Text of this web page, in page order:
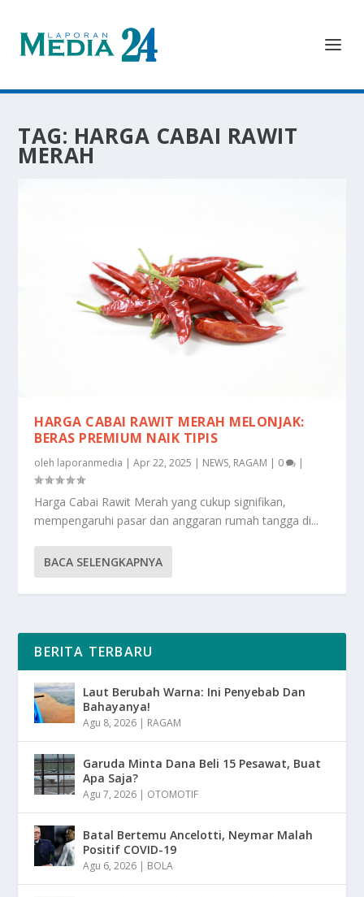
TAG: HARGA CABAI RAWIT
MERAH
HARGA CABAI RAWIT MERAH MELONJAK:
BERAS PREMIUM NAIK TIPIS
oleh laporanmedia |Apr 22, 2025 | NEWS, RAGAM | 0 |
Harga Cabai Rawit Merah yang cukup signifikan,
mempengaruhi pasar dan anggaran rumah tangga di...
BACA SELENGKAPNYA
BERITA TERBARU
Laut Berubah Warna: Ini Penyebab Dan
Bahayanya!
Agu 8, 2026 | RAGAM
Garuda Minta Dana Beli 15 Pesawat, Buat
Apa Saja?
Agu 7, 2026 | OTOMOTIF
Batal Bertemu Ancelotti, Neymar Malah
Positif COVID-19
Agu 6, 2026 | BOLA